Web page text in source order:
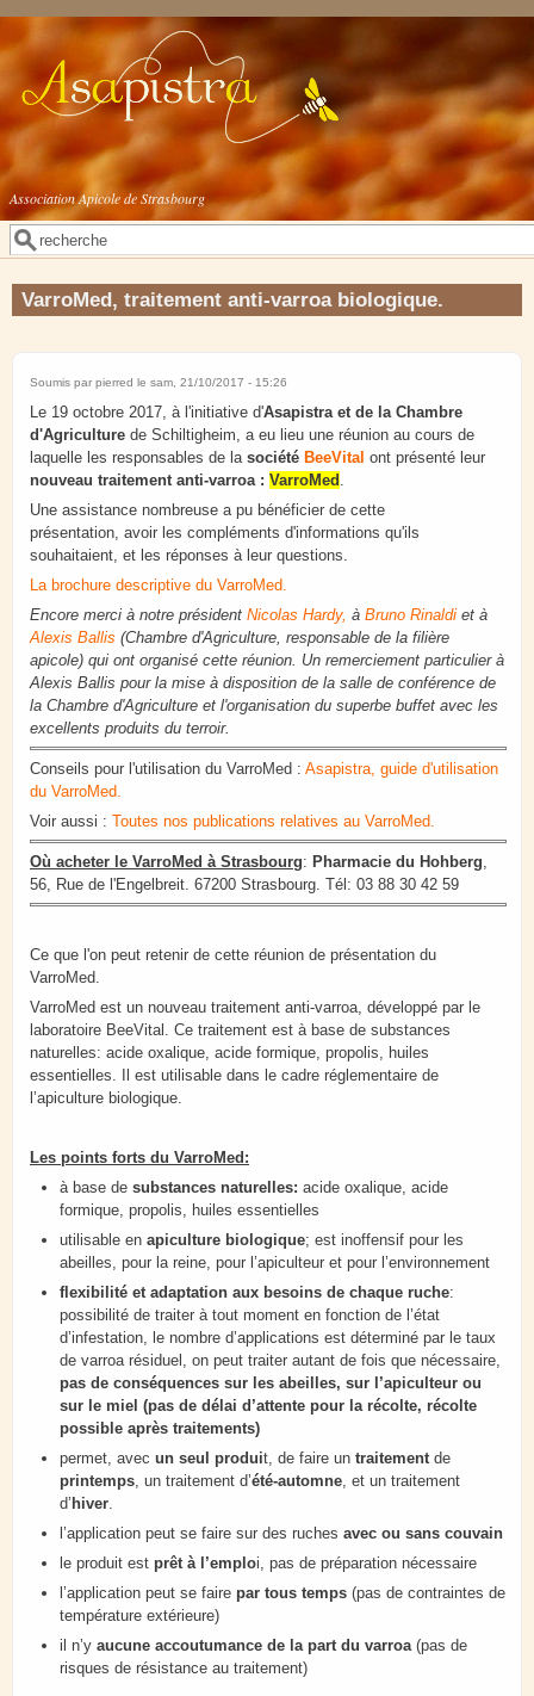
Aller au contenu principal
Association Apicole de Strasbourg
Formulaire de recherche
Rechercher
VarroMed, traitement anti-varroa biologique.
Soumis par pierred le sam, 21/10/2017 - 15:26
Le 19 octobre 2017, à l'initiative d'Asapistraet de la Chambre
d'Agriculture de Schiltigheim, a eu lieu une réunion au cours de
laquelle les responsables de la société BeeVital ont présenté leur
nouveau traitement anti-varroa : VarroMed .
Une assistance nombreuse a pu bénéficier de cette
présentation, avoir les compléments d'informations qu'ils
souhaitaient, et les réponses à leur questions.
La brochure descriptive du VarroMed.
Encore merci à notre président Nicolas Hardy, à Bruno Rinaldi et à
Alexis Ballis (Chambre d'Agriculture, responsable de la filière
apicole) qui ont organisé cette réunion. Un remerciement particulier à
Alexis Ballis pour la mise à disposition de la salle de conférence de
la Chambre d'Agriculture et l'organisation du superbe buffet avec les
excellents produits du terroir.
Conseils pour l'utilisation du VarroMed : Asapistra, guide d'utilisation
du VarroMed.
Voir aussi : Toutes nos publications relatives au VarroMed.
Où acheter le VarroMed à Strasbourg: Pharmacie du Hohberg​​,
56, Rue de l'Engelbreit. 67200 Strasbourg. Tél: 03 88 30 42 59
Ce que l'on peut retenir de cette réunion de présentation du
VarroMed.
VarroMed est un nouveau traitement anti-varroa, développé par le
laboratoire BeeVital. Ce traitement est à base de substances
naturelles: acide oxalique, acide formique, propolis, huiles
essentielles. Il est utilisable dans le cadre réglementaire de
l’apiculture biologique.
Les points forts du VarroMed:
à base de substances naturelles: acide oxalique, acide
formique, propolis, huiles essentielles
utilisable en apiculture biologique; est inoffensif pour les
abeilles, pour la reine, pour l’apiculteur et pour l’environnement
flexibilité et adaptation aux besoins de chaque ruche:
possibilité de traiter à tout moment en fonction de l’état
d’infestation, le nombre d’applications est déterminé par le taux
de varroa résiduel, on peut traiter autant de fois que nécessaire,
pas de conséquences sur les abeilles, sur l’apiculteur ou
sur le miel (pas de délai d’attente pour la récolte, récolte
possible après traitements)
permet, avec un seul produit, de faire un traitementde
printemps, un traitement d’été-automne, et un traitement
d’ hiver.
l’application peut se faire sur des ruches avec ou sans couvain
le produit est prêt à l’emploi, pas de préparation nécessaire
l’application peut se faire par tous temps (pas de contraintes de
température extérieure)
il n’y aucune accoutumance de la part du varroa(pas de
risques de résistance au traitement)